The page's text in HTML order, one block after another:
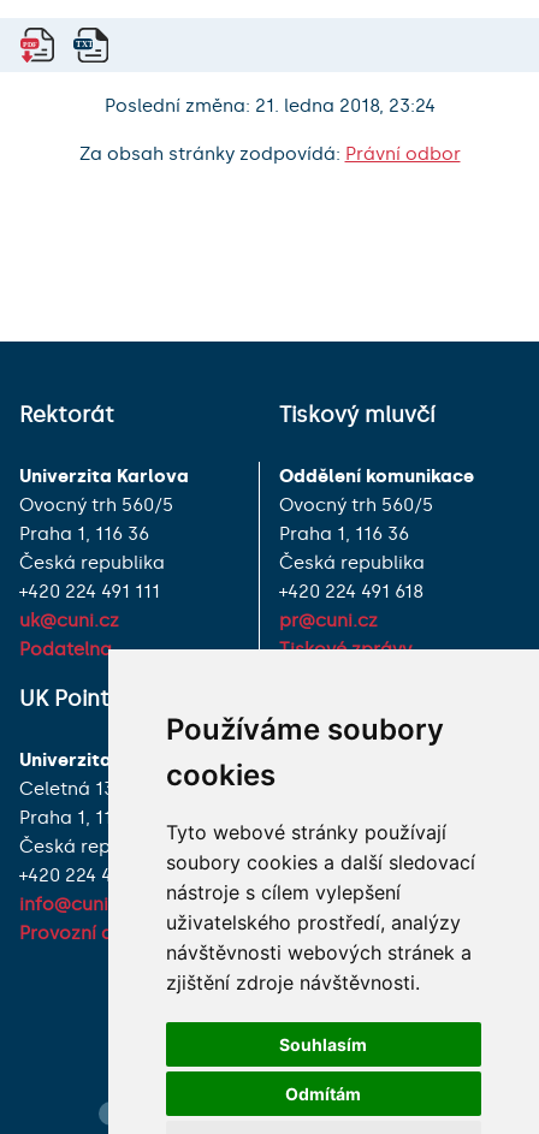
Používáme soubory
cookies
Tyto webové stránky používají
soubory cookies a další sledovací
nástroje s cílem vylepšení
uživatelského prostředí, analýzy
návštěvnosti webových stránek a
zjištění zdroje návštěvnosti.
Souhlasím
Odmítám
Poslední změna: 21. ledna 2018, 23:24
Za obsah stránky zodpovídá: Právní odbor
Rektorát
Univerzita Karlova
Ovocný trh 560/5
Praha 1, 116 36
Česká republika
+420 224 491 111
uk@cuni.cz
Podatelna
Tiskový mluvčí
Oddělení komunikace
Ovocný trh 560/5
Praha 1, 116 36
Česká republika
+420 224 491 618
pr@cuni.cz
Tiskové zprávy
UK Point
Univerzita Karlova
Celetná 13
Praha 1, 116 36
Česká republika
+420 224 491 850
info@cuni.cz
Provozní doba a kontakty
JAK K NÁM?
Hledání osob Nastavení cookie Mapa webu